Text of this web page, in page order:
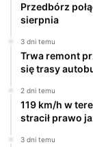
Przedbórz
sierpnia
3 dni temu
Trwa remont
się trasy
2 dni temu
119 km/h w
stracił prawo
3 dni temu